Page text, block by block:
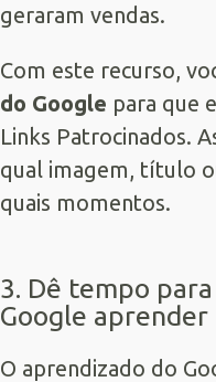
geraram vendas.
Com este recurso,
do Google para que
Links Patrocinados.
qual imagem, título
quais momentos.
3. Dê tempo
Google aprender
O aprendizado do